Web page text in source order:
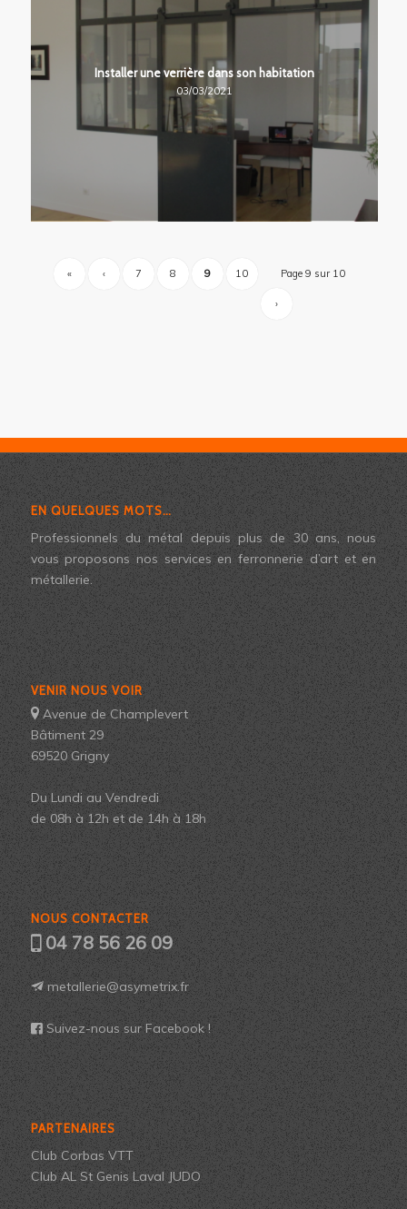
Installer une verrière dans son habitation
03/03/2021
Page 9 sur 10
« ‹ 7 8 9 10
›
EN QUELQUES MOTS…
Professionnels du métal depuis plus de 30 ans, nous
vous proposons nos services en ferronnerie d’art et en
métallerie.
VENIR NOUS VOIR
Avenue de Champlevert
Bâtiment 29
69520 Grigny
Du Lundi au Vendredi
de 08h à 12h et de 14h à 18h
NOUS CONTACTER
04 78 56 26 09
metallerie@asymetrix.fr
Suivez-nous sur Facebook !
PARTENAIRES
Club Corbas VTT
Club AL St Genis Laval JUDO